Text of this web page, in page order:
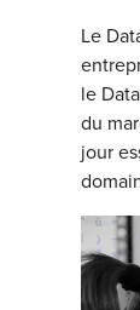
Le
le
du
jour